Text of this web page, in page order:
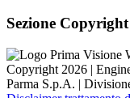
Sezione Copyright
Copyright 2026 |
Parma S.p.A. |